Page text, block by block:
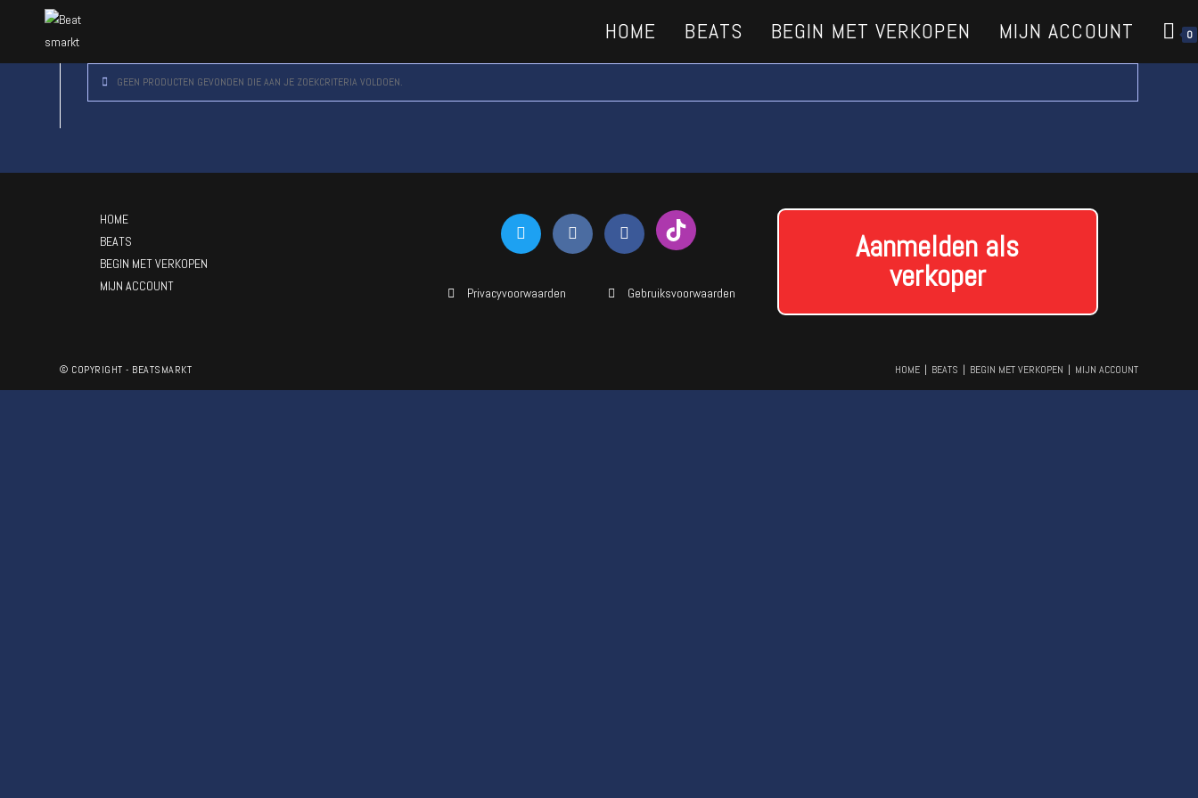
HOME BEATS BEGIN MET VERKOPEN MIJN ACCOUNT 0
GEEN PRODUCTEN GEVONDEN DIE AAN JE ZOEKCRITERIA VOLDOEN.
HOME
BEATS
BEGIN MET VERKOPEN
MIJN ACCOUNT
Privacyvoorwaarden Gebruiksvoorwaarden
Aanmelden als
verkoper
HOME BEATS BEGIN MET VERKOPEN MIJN ACCOUNT
© COPYRIGHT - BEATSMARKT